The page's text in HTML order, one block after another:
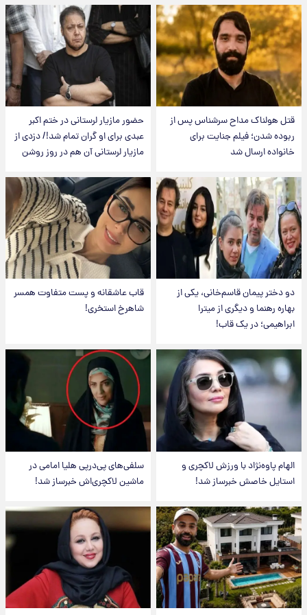
قتل هولناک مداح سرشناس پس از
ربوده شدن؛ فیلم جنایت برای
خانواده ارسال شد
حضور مازیار لرستانی در ختم اکبر
عبدی برای او گران تمام شد!/ دزدی از
مازیار لرستانی آن هم در روز روشن
دو دختر پیمان قاسم‌خانی، یکی از
بهاره رهنما و دیگری از میترا
ابراهیمی؛ در یک قاب!
قاب عاشقانه و پست متفاوت همسر
شاهرخ استخری!
الهام پاوه‌نژاد با ورزش لاکچری و
استایل خاصش خبرساز شد!
سلفی‌های پی‌درپی هلیا امامی در
ماشین لاکچری‌اش خبرساز شد!